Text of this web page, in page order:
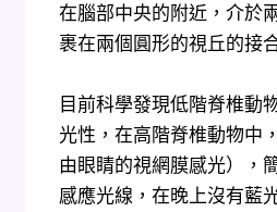
在腦部中央的附近，介於
裹在兩個圓形的視丘的接
目前科學發現低階脊椎動
光性，在高階脊椎動物中
由眼睛的視網膜感光），
感應光線，在晚上沒有藍